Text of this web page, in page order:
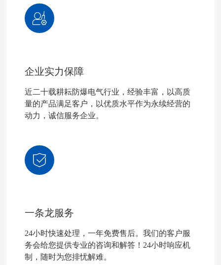
企业实力保障
近二十载耕耘防爆电气行业，经验丰富，以高质
量的产品满足客户，以优质水平作为永续经营的
动力，诚信服务企业。
一条龙服务
24小时快速处理，一年免费售后。我们的客户服
务会给您提供专业的咨询和解答！24小时响应机
制，随时为您排忧解难。